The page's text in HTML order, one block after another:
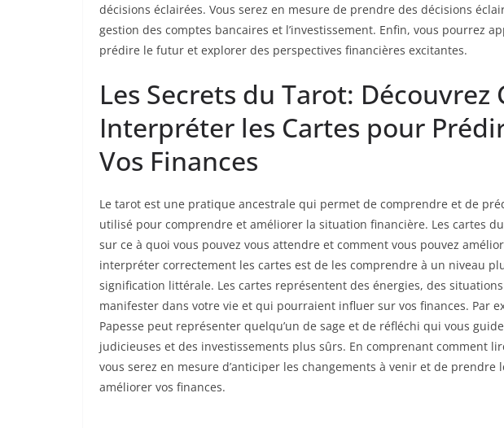
décisions éclairées. Vous serez en mesure de prendre des décisions
gestion des comptes bancaires et l’investissement. Enfin, vous pourrez
prédire le futur et explorer des perspectives financières excitantes.
Les Secrets du Tarot: Découvrez
Interpréter les Cartes pour
Vos Finances
Le tarot est une pratique ancestrale qui permet de comprendre et de
utilisé pour comprendre et améliorer la situation financière. Les cartes
sur ce à quoi vous pouvez vous attendre et comment vous pouvez
interpréter correctement les cartes est de les comprendre à un niveau
signification littérale. Les cartes représentent des énergies, des
manifester dans votre vie et qui pourraient influer sur vos finances. Par
Papesse peut représenter quelqu’un de sage et de réfléchi qui vous
judicieuses et des investissements plus sûrs. En comprenant comment
vous serez en mesure d’anticiper les changements à venir et de prendre
améliorer vos finances.